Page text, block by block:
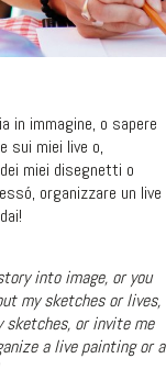
in immagine, o sapere
sui miei live o,
miei disegnetti o
organizzare un live
into image, or you
my sketches or lives,
sketches, or invite me
a live painting or a